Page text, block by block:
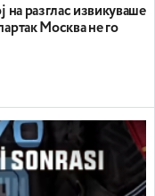
на разглас извикуваше
Москва не го